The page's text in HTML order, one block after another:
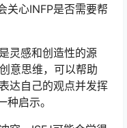
关心INFP是否需要帮
灵感和创造性的源
意思维，可以帮助
达自己的观点并发挥
启示。